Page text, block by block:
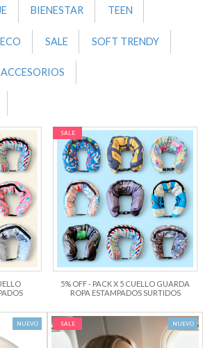
BIENESTAR TEEN
SALE SOFT TRENDY
ACCESORIOS
SALE
5% OFF - PACK X 5 CUELLO GUARDA
ROPA ESTAMPADOS SURTIDOS
NUEVO NUEVO
SALE